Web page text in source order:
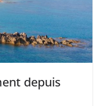
depuis